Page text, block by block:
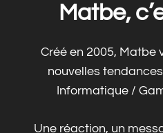
Matbe,
Créé en 2005, Matbe
nouvelles
Informatique /
Une réaction, un